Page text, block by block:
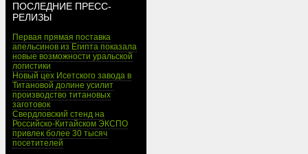
ПОСЛЕДНИЕ ПРЕСС-
РЕЛИЗЫ
Первая прямая поставка
апельсинов из Египта показала
новые возможности уральской
логистики
Новый цех Исетского завода в
Титановой долине усилит
производство титановых
заготовок
Свердловский стенд на
Российско-Китайском ЭКСПО
привлек более 30 тысяч
посетителей